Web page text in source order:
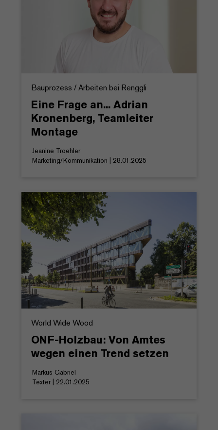
Bauprozess / Arbeiten bei Renggli
Eine Frage an... Adrian
Kronenberg, Teamleiter
Montage
Jeanine Troehler
Marketing/Kommunikation | 28.01.2025
World Wide Wood
ONF-Holzbau: Von Amtes
wegen einen Trend setzen
Markus Gabriel
Texter | 22.01.2025